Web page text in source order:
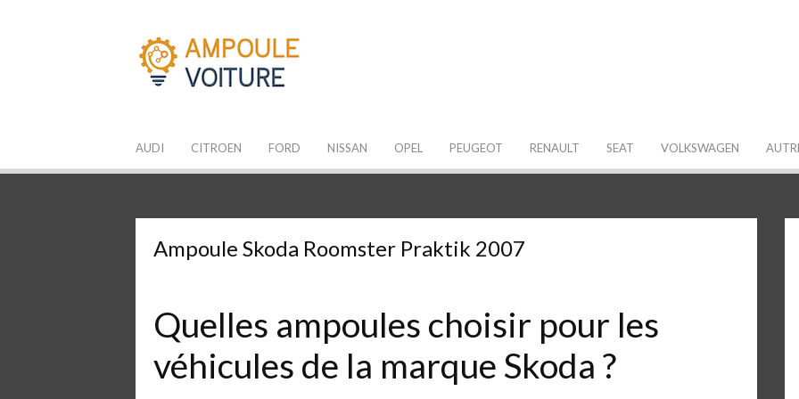
AUDI CITROEN FORD NISSAN OPEL PEUGEOT RENAULT SEAT VOLKSWAGEN
Ampoule Skoda Roomster Praktik 2007
Quelles ampoules choisir pour les
véhicules de la marque Skoda ?